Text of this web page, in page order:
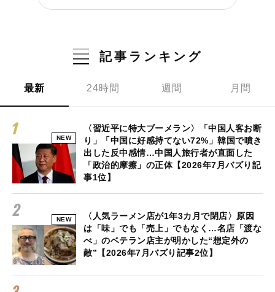
記事ランキング
最新 24時間 週間 月間
NEW
〈習近平に特大ブーメラン〉「中国人客お断
り」「中国に好感持てない72%」韓国で噴き
出した反中感情…中国人旅行者が直面した
「政治的摩擦」の正体【2026年7月バズり記
事1位】
NEW
〈人気ラーメン店が1年3カ月で閉店〉原因
は「味」でも「売上」でもなく…名店「渡な
べ」のベテラン店主が明かした“想定外の
敵”【2026年7月バズり記事2位】